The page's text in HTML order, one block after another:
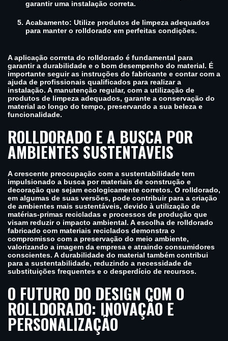
garantir uma instalação correta.
Acabamento: Utilize produtos de limpeza adequados
para manter o rolldorado em perfeitas condições.
A aplicação correta do rolldorado é fundamental para
garantir a durabilidade e o bom desempenho do material. É
importante seguir as instruções do fabricante e contar com a
ajuda de profissionais qualificados para realizar a
instalação. A manutenção regular, com a utilização de
produtos de limpeza adequados, garante a conservação do
material ao longo do tempo, preservando a sua beleza e
funcionalidade.
ROLLDORADO E A BUSCA POR
AMBIENTES SUSTENTÁVEIS
A crescente preocupação com a sustentabilidade tem
impulsionado a busca por materiais de construção e
decoração que sejam ecologicamente corretos. O rolldorado,
em algumas de suas versões, pode contribuir para a criação
de ambientes mais sustentáveis, devido à utilização de
matérias-primas recicladas e processos de produção que
visam reduzir o impacto ambiental. A escolha de rolldorado
fabricado com materiais reciclados demonstra o
compromisso com a preservação do meio ambiente,
valorizando a imagem da empresa e atraindo consumidores
conscientes. A durabilidade do material também contribui
para a sustentabilidade, reduzindo a necessidade de
substituições frequentes e o desperdício de recursos.
O FUTURO DO DESIGN COM O
ROLLDORADO: INOVAÇÃO E
PERSONALIZAÇÃO